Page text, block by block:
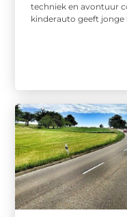
techniek en avontuur
kinderauto geeft jonge